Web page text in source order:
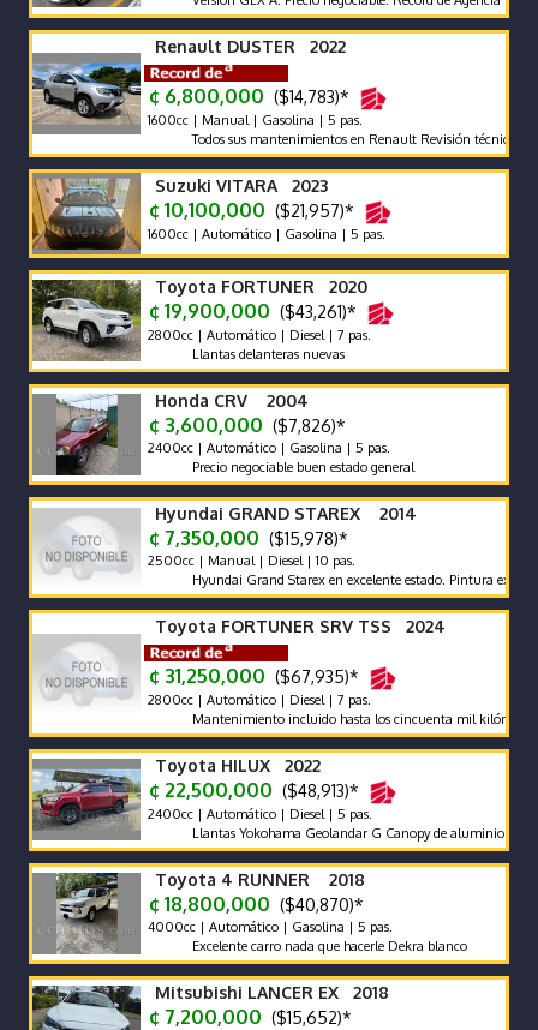
Renault DUSTER 2022
¢ 6,800,000 ($14,783)*
1600cc | Manual | Gasolina | 5 pas.
Todos sus mantenimientos en Renault Revisión técnica vigente
Suzuki VITARA 2023
¢ 10,100,000 ($21,957)*
1600cc | Automático | Gasolina | 5 pas.
Toyota FORTUNER 2020
¢ 19,900,000 ($43,261)*
2800cc | Automático | Diesel | 7 pas.
Llantas delanteras nuevas
Honda CRV 2004
¢ 3,600,000 ($7,826)*
2400cc | Automático | Gasolina | 5 pas.
Precio negociable buen estado general
Hyundai GRAND STAREX 2014
¢ 7,350,000 ($15,978)*
2500cc | Manual | Diesel | 10 pas.
Hyundai Grand Starex en excelente estado. Pintura exterior en
Toyota FORTUNER SRV TSS 2024
¢ 31,250,000 ($67,935)*
2800cc | Automático | Diesel | 7 pas.
Mantenimiento incluido hasta los cincuenta mil kilómetros.
Toyota HILUX 2022
¢ 22,500,000 ($48,913)*
2400cc | Automático | Diesel | 5 pas.
Llantas Yokohama Geolandar G Canopy de aluminio Snorkel
Toyota 4 RUNNER 2018
¢ 18,800,000 ($40,870)*
4000cc | Automático | Gasolina | 5 pas.
Excelente carro nada que hacerle Dekra blanco
Mitsubishi LANCER EX 2018
¢ 7,200,000 ($15,652)*